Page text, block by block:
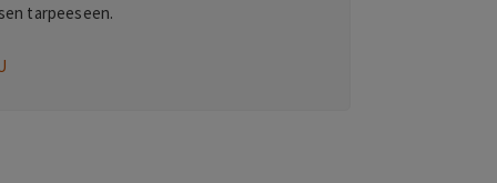
tarpeeseen.